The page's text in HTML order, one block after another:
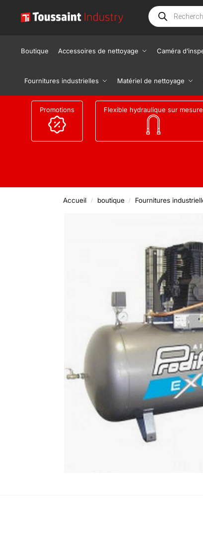
Boutique Accessoires de nettoyage Caméra
Fournitures industrielles Matériel de nettoyage
Promotions Flexible hydraulique sur mesure
Accueil / boutique / Fournitures